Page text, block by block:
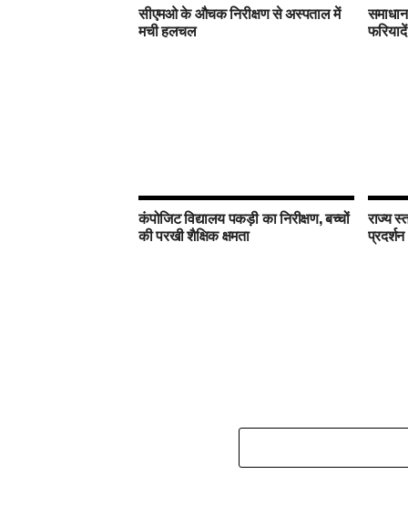
सीएमओ के औचक निरीक्षण से अस्पताल में
मची हलचल फरियादें
कंपोजिट विद्यालय पकड़ी का निरीक्षण, बच्चों
की परखी शैक्षिक क्षमता
राज्य
प्रदर्शन